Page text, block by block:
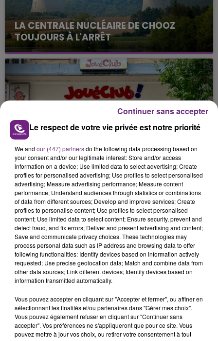
LA CENTRALE NUCLÉAIRE DE CHOOZ
TOUJOURS À L'ARRÊT
Cela fait déjà une semaine que la centrale
nucléaire ardennaise est à l'arrêt. Une situation
justifiée par la sécheresse intense qui est toujours
présente.
LE MAGASIN JOUÉCLUB DE REIMS FERME
SES PORTES
C'était l'une des institutions du centre-ville
rémois. Le magasin JouéClub est contraint de
fermer ses portes.
TITRES DIFFUSÉS
14h19
14h19
ALEX WARREN
14h15
14h15
MARGUERITE
Le respect de votre vie privée est notre priorité
We and our (447) partnersdo the following data processing based on
your consent and/or our legitimate interest: Store and/or access
information on a device; Use limited data to select advertising; Create
profiles for personalised advertising; Use profiles to select personalised
advertising; Measure advertising performance; Measure content
performance; Understand audiences through statistics or combinations
of data from different sources; Develop and improve services; Create
profiles to personalise content; Use profiles to select personalised
content; Use limited data to select content; Ensure security, prevent and
detect fraud, and fix errors; Deliver and present advertising and content;
Save and communicate privacy choices. These technologies may
process personal data such as IP address and browsing data to offer
following functionalities: Identify devices based on information actively
requested; Use precise geolocation data; Match and combine data from
other data sources; Link different devices; Identify devices based on
information transmitted automatically.
Vous pouvez accepter en cliquant sur "Accepter et fermer", ou affiner en
sélectionnant les finalités et/ou partenaires dans "Gérer mes choix".
Vous pouvez également refuser en cliquant sur "Continuer sans
accepter". Vos préférences ne s'appliqueront que pour ce site. Vous
pouvez mettre à jour vos choix, ou retirer votre consentement à tout
Continuer sans accepter